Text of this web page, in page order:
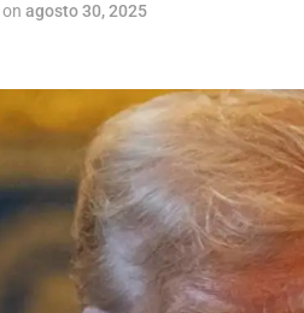
on agosto 30, 2025